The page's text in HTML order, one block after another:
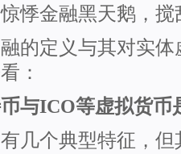
悸金融黑天鹅，搅
的定义与其对实
：
与ICO等虚拟货币
几个典型特征，但